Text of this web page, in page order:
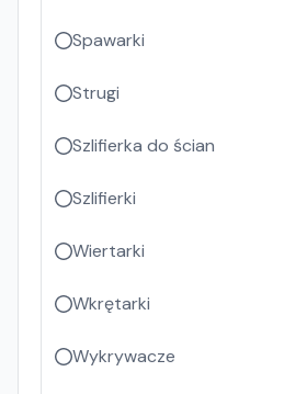
Spawarki
Strugi
Szlifierka do ścian
Szlifierki
Wiertarki
Wkrętarki
Wykrywacze